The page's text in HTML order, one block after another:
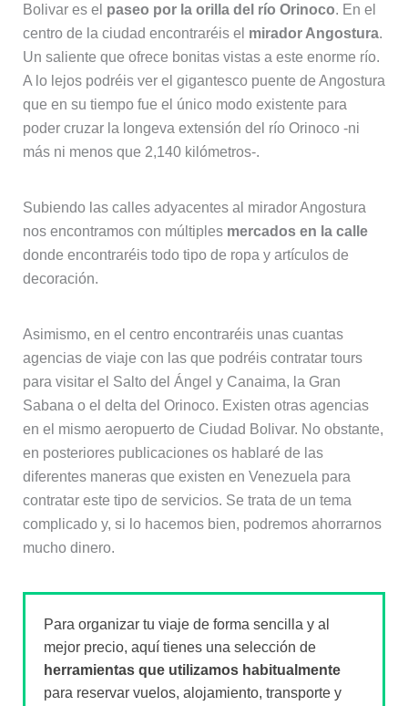
Bolivar es el paseo por la orilla del río Orinoco. En el
centro de la ciudad encontraréis el mirador Angostura.
Un saliente que ofrece bonitas vistas a este enorme río.
A lo lejos podréis ver el gigantesco puente de Angostura
que en su tiempo fue el único modo existente para
poder cruzar la longeva extensión del río Orinoco -ni
más ni menos que 2,140 kilómetros-.
Subiendo las calles adyacentes al mirador Angostura
nos encontramos con múltiples mercados en la calle
donde encontraréis todo tipo de ropa y artículos de
decoración.
Asimismo, en el centro encontraréis unas cuantas
agencias de viaje con las que podréis contratar tours
para visitar el Salto del Ángel y Canaima, la Gran
Sabana o el delta del Orinoco. Existen otras agencias
en el mismo aeropuerto de Ciudad Bolivar. No obstante,
en posteriores publicaciones os hablaré de las
diferentes maneras que existen en Venezuela para
contratar este tipo de servicios. Se trata de un tema
complicado y, si lo hacemos bien, podremos ahorrarnos
mucho dinero.
Para organizar tu viaje de forma sencilla y al
mejor precio, aquí tienes una selección de
herramientas que utilizamos habitualmente
para reservar vuelos, alojamiento, transporte y